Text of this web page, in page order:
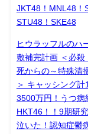
JKT48！MNL48！
STU48！SKE48
ヒウラッフルのハ
敷補完計画 ＜必殺
死からの～特殊清
＞ キャッシング
3500万円！うつ病
HKT46！！9期研
泣いた！認知症鬱